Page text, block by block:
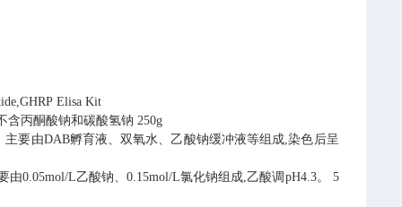
Elisa Kit
含丙酮酸钠和碳酸氢钠 250g
要由DAB孵育液、双氧水、乙酸钠缓冲液等组成,染色后呈
0.05mol/L乙酸钠、0.15mol/L氯化钠组成,乙酸调pH4.3。 5